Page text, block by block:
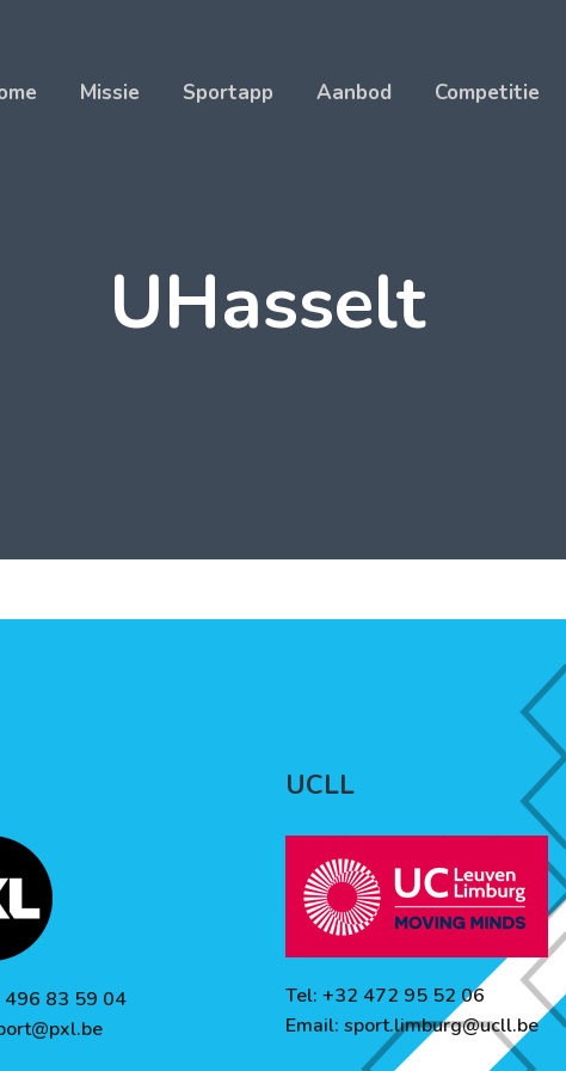
Missie Sportapp Aanbod Competitie
UHasselt
496 83 59 04
UCLL
Tel: +32 472 95 52 06
Email: sport.limburg@ucll.be